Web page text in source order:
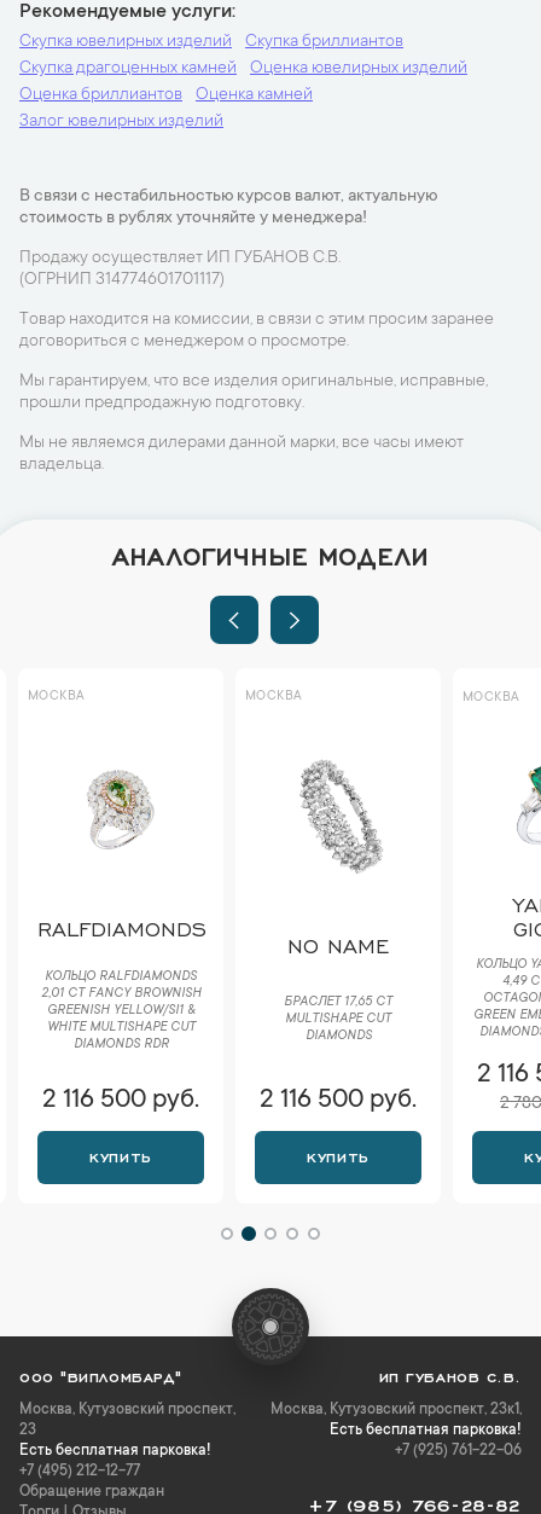
Рекомендуемые услуги
Скупка ювелирных изделий
Скупка бриллиантов
Скупка драгоценных камней
Оценка ювелирных изделий
Оценка бриллиантов
Оценка камней
Залог ювелирных изделий
В связи с нестабильностью курсов валют, актуальную
стоимость в рублях уточняйте у менеджера!
Продажу осуществляет ИП ГУБАНОВ С.В.
(ОГРНИП 314774601701117)
Товар находится на комиссии, в связи с этим просим заранее
договориться с менеджером о просмотре.
Мы гарантируем, что все изделия оригинальные, исправные,
прошли предпродажную подготовку.
Мы не являемся дилерами данной марки, все часы имеют
владельца.
АНАЛОГИЧНЫЕ МОДЕЛИ
МОСКВА
RALFDIAMONDS
КОЛЬЦО RALFDIAMONDS
2,01 CT FANCY BROWNISH
GREENISH YELLOW/SI1 &
WHITE MULTISHAPE CUT
DIAMONDS RDR
2 116 500 руб.
КУПИТЬ
МОСКВА
NO NAME
БРАСЛЕТ 17,65 CT
MULTISHAPE CUT
DIAMONDS
2 116 500 руб.
КУПИТЬ
МОСКВА
КОЛЬЦО
4,49
GREEN
2
2
ООО "ВИПЛОМБАРД"
Москва, Кутузовский проспект,
23
Есть бесплатная парковка!
+7 (495) 212-12-77
Обращение граждан
ИП ГУБАНОВ С.В.
Москва, Кутузовский проспект, 23к1,
Есть бесплатная парковка!
+7 (925) 761-22-06
+7 (985) 766-28-82